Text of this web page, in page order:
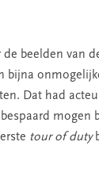
beelden van
bijna
Dat had
bespaard
tour of duty